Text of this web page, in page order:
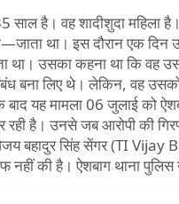
साल है। वह शादीशुदा
था। इस दौरान एक
था। उसका कहना था कि वह
बना लिए थे। लेकिन, वह
यह मामला 06 जुलाई को
है। उनसे जब आरोपी की
विजय बहादुर सिंह सेंगर (TI
नहीं की है। ऐशबाग थाना